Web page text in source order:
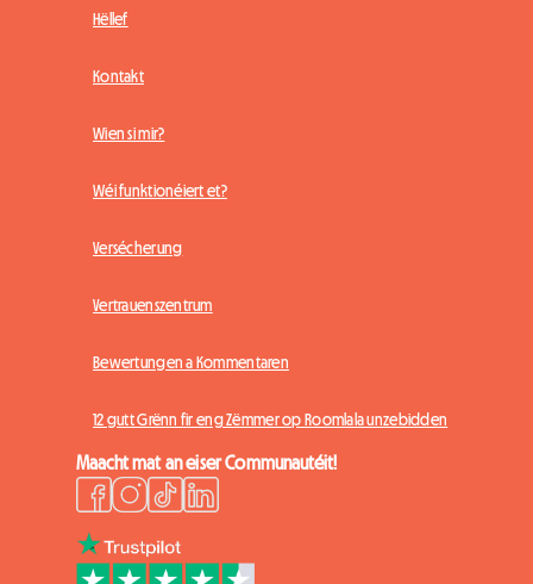
Hëllef
Kontakt
Wien si mir?
Wéi funktionéiert et?
Versécherung
Vertrauenszentrum
Bewertungen a Kommentaren
12 gutt Grënn fir eng Zëmmer op Roomlala unzebidden
Maacht mat an eiser Communautéit!